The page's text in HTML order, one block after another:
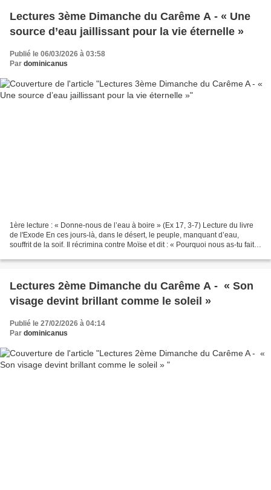
Lectures 3ème Dimanche du Carême A - « Une
source d’eau jaillissant pour la vie éternelle »
Publié le 06/03/2026 à 03:58
Par dominicanus
1ère lecture : « Donne-nous de l’eau à boire » (Ex 17, 3-7) Lecture du livre
de l'Exode En ces jours-là, dans le désert, le peuple, manquant d’eau,
souffrit de la soif. Il récrimina contre Moïse et dit : « Pourquoi nous as-tu fait
Lectures 2ème Dimanche du Carême A - « Son
visage devint brillant comme le soleil »
Publié le 27/02/2026 à 04:14
Par dominicanus